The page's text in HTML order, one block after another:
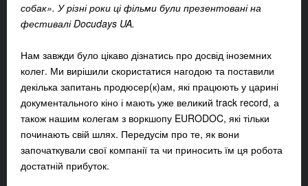
собак». У різні роки ці фільми були презентовані на
фестивалі Docudays UA.
Нам завжди було цікаво дізнатись про досвід іноземних
колег. Ми вирішили скористатися нагодою та поставили
декілька запитань продюсер(к)ам, які працюють у царині
документального кіно і мають уже великий track record, а
також нашим колегам з воркшопу EURODOC, які тільки
починають свій шлях. Передусім про те, як вони
започаткували свої компанії та чи приносить їм ця робота
достатній прибуток.